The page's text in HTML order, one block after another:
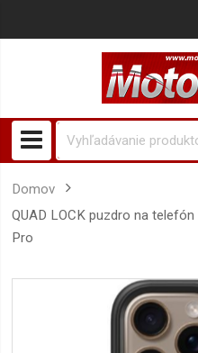
Domov
QUAD LOCK puzdro na telefón Quad Lock® MAG - iPhone 16
Pro